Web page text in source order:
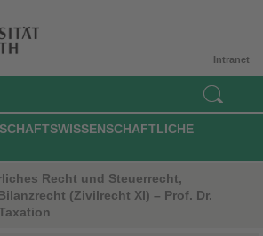
Intranet
Recht und Steuerrecht,
(Zivilrecht XI) – Prof. Dr.